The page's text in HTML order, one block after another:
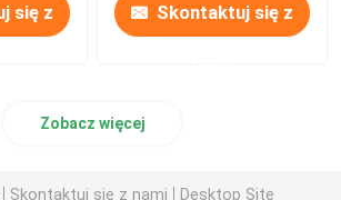
stałego wysokiego ciśnienia
się z Skontaktuj się z
Zobacz więcej
Skontaktuj się z nami Desktop Site